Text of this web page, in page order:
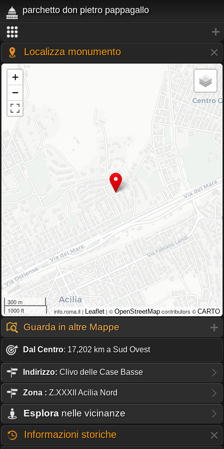
parchetto don pietro pappagallo
Localizza monumento
+
−
300 m
1000 ft
info.roma.it | Leaflet | © OpenStreetMap contributors © CARTO
Guarda in altre Mappe
Dal Centro: 17,202 km a Sud Ovest
Indirizzo: Clivo delle Case Basse
Zona : Z.XXXII Acilia Nord
Esplora nelle vicinanze
Informazioni storiche